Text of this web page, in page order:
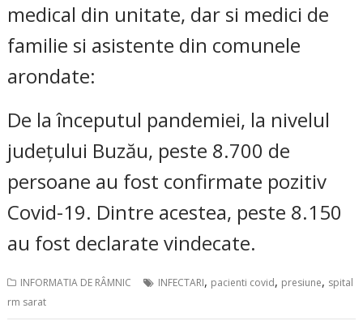
medical din unitate, dar si medici de
familie si asistente din comunele
arondate:
De la începutul pandemiei, la nivelul
județului Buzău, peste 8.700 de
persoane au fost confirmate pozitiv
Covid-19. Dintre acestea, peste 8.150
au fost declarate vindecate.
INFORMATIA DE RÂMNIC INFECTARI, pacienti covid, presiune, spital
rm sarat